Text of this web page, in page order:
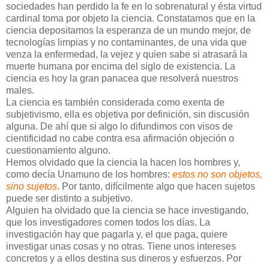
sociedades han perdido la fe en lo sobrenatural y ésta virtud
cardinal toma por objeto la ciencia. Constatamos que en la
ciencia depositamos la esperanza de un mundo mejor, de
tecnologías limpias y no contaminantes, de una vida que
venza la enfermedad, la vejez y quien sabe si atrasará la
muerte humana por encima del siglo de existencia. La
ciencia es hoy la gran panacea que resolverá nuestros
males.
La ciencia es también considerada como exenta de
subjetivismo, ella es objetiva por definición, sin discusión
alguna. De ahí que si algo lo difundimos con visos de
cientificidad no cabe contra esa afirmación objeción o
cuestionamiento alguno.
Hemos olvidado que la ciencia la hacen los hombres y,
como decía Unamuno de los hombres: estos no son objetos,
sino sujetos. Por tanto, difícilmente algo que hacen sujetos
puede ser distinto a subjetivo.
Alguien ha olvidado que la ciencia se hace investigando,
que los investigadores comen todos los días. La
investigación hay que pagarla y, el que paga, quiere
investigar unas cosas y no otras. Tiene unos intereses
concretos y a ellos destina sus dineros y esfuerzos. Por